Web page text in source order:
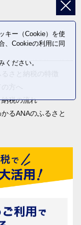
さと納税の特徴
方へ
税の流れ
るANAのふるさと
キー（Cookie）を使
、Cookieの利用に同
ください。